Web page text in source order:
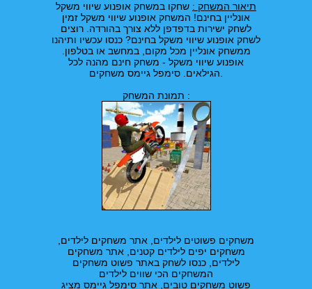
תיאור המשחק : שחקו במשחק אופנוע שיווי משקל
אונליין בחינם! המשחק אופנוע שיווי משקל זמין
לשחק ישירות בדפדפן ללא צורך בהורדה. רוצים
לשחק אופנוע שיווי משקל בחינם? כנסו עכשיו ותיהנו
ממשחק אונליין מכל מקום, במחשב או בטלפון.
אופנוע שיווי משקל - משחק חינם מהנה לכל
תמונת המשחק :
משחקים פשוטים לילדים, אתר משחקים לילדים,
משחקים יפים לילדים קטנים, אתר משחקים
לילדים, כנסו לשחק באתר פשוט משחקים
המשחקים הכי שווים לילדים
פשוט משחקים טובים, אתר סימפל גיימס מציג